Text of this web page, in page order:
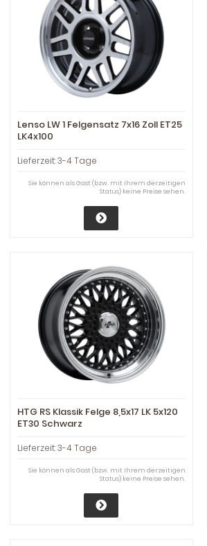
Lenso LW 1 Felgensatz 7x16 Zoll ET25
LK4x100
Lieferzeit:3-4 Tage
Sie können als Gast (bzw. mit Ihrem derzeitigen
Status) keine Preise sehen.
HTG RS Klassik Felge 8,5x17 LK 5x120
ET30 Schwarz
Lieferzeit:3-4 Tage
Sie können als Gast (bzw. mit Ihrem derzeitigen
Status) keine Preise sehen.